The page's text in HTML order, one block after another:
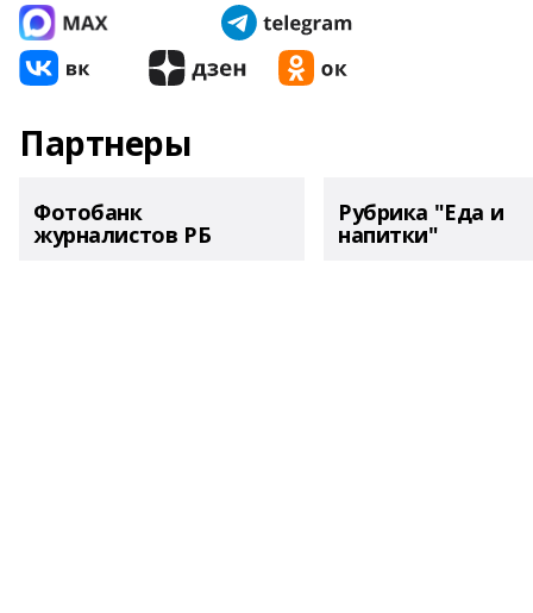
Партнеры
Фотобанк
журналистов РБ
Рубрика "Еда и
напитки"